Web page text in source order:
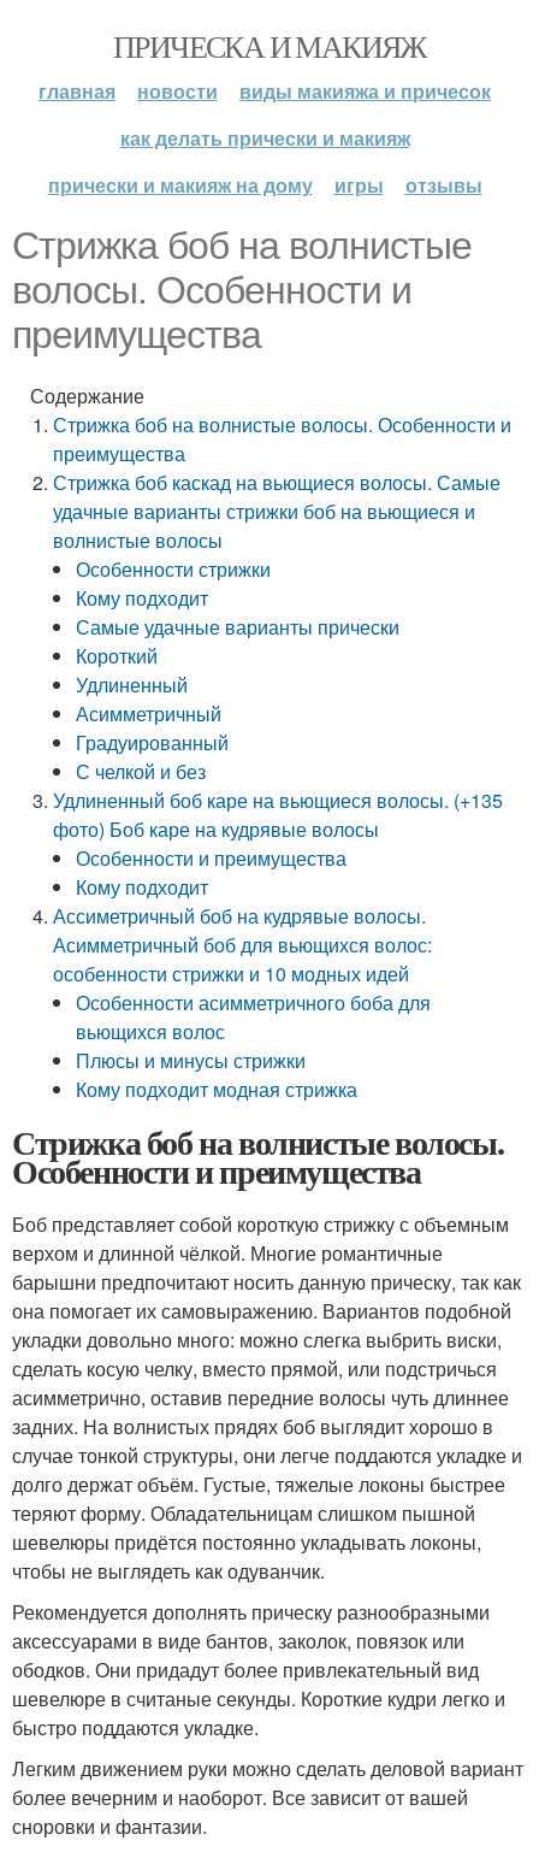
ПРИЧЕСКА И МАКИЯЖ
главная новости
виды макияжа и причесок
как делать прически и макияж
прически и макияж на дому
игры отзывы
Стрижка боб на волнистые
волосы. Особенности и
преимущества
Содержание
Стрижка боб на волнистые волосы. Особенности и
преимущества
Стрижка боб каскад на вьющиеся волосы. Самые
удачные варианты стрижки боб на вьющиеся и
волнистые волосы
Особенности стрижки
Кому подходит
Самые удачные варианты прически
Короткий
Удлиненный
Асимметричный
Градуированный
С челкой и без
Удлиненный боб каре на вьющиеся волосы. (+135
фото) Боб каре на кудрявые волосы
Особенности и преимущества
Кому подходит
Ассиметричный боб на кудрявые волосы.
Асимметричный боб для вьющихся волос:
особенности стрижки и 10 модных идей
Особенности асимметричного боба для
вьющихся волос
Плюсы и минусы стрижки
Кому подходит модная стрижка
Стрижка боб на волнистые волосы.
Особенности и преимущества
Боб представляет собой короткую стрижку с объемным
верхом и длинной чёлкой. Многие романтичные
барышни предпочитают носить данную прическу, так как
она помогает их самовыражению. Вариантов подобной
укладки довольно много: можно слегка выбрить виски,
сделать косую челку, вместо прямой, или подстричься
асимметрично, оставив передние волосы чуть длиннее
задних. На волнистых прядях боб выглядит хорошо в
случае тонкой структуры, они легче поддаются укладке и
долго держат объём. Густые, тяжелые локоны быстрее
теряют форму. Обладательницам слишком пышной
шевелюры придётся постоянно укладывать локоны,
чтобы не выглядеть как одуванчик.
Рекомендуется дополнять прическу разнообразными
аксессуарами в виде бантов, заколок, повязок или
ободков. Они придадут более привлекательный вид
шевелюре в считаные секунды. Короткие кудри легко и
быстро поддаются укладке.
Легким движением руки можно сделать деловой вариант
более вечерним и наоборот. Все зависит от вашей
сноровки и фантазии.